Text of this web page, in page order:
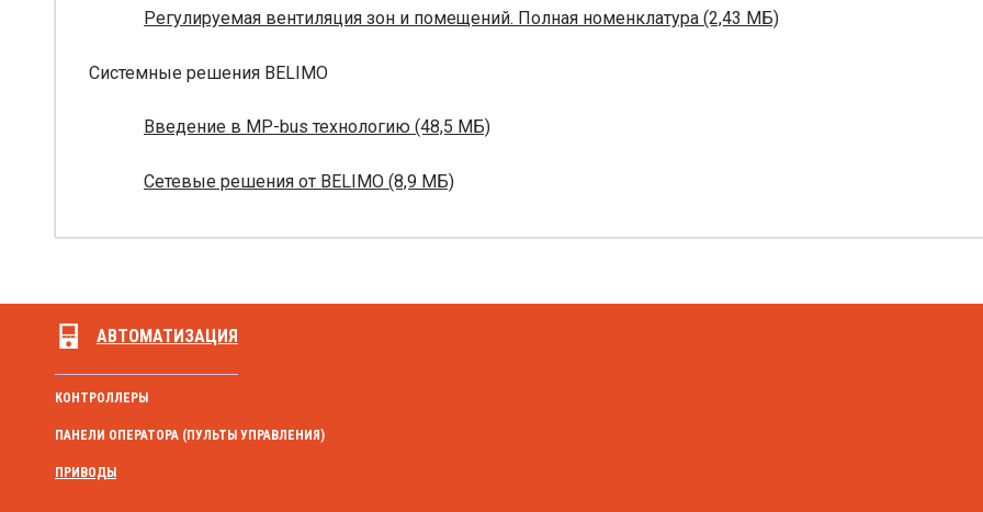
Регулируемая вентиляция зон и помещений. Полная номенклатура (2,43 МБ)
Системные решения BELIMO
Введение в MP-bus технологию (48,5 МБ)
Сетевые решения от BELIMO (8,9 МБ)
АВТОМАТИЗАЦИЯ
КОНТРОЛЛЕРЫ
ПАНЕЛИ ОПЕРАТОРА (ПУЛЬТЫ УПРАВЛЕНИЯ)
ПРИВОДЫ